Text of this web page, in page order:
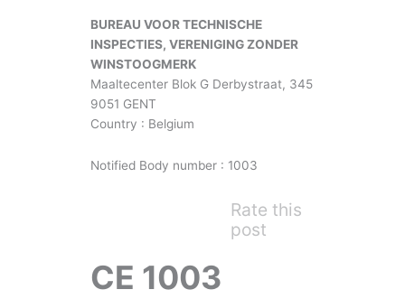
BUREAU VOOR TECHNISCHE
INSPECTIES, VERENIGING ZONDER
WINSTOOGMERK
Maaltecenter Blok G Derbystraat, 345
9051 GENT
Country : Belgium
Notified Body number : 1003
Rate this
post
CE 1003